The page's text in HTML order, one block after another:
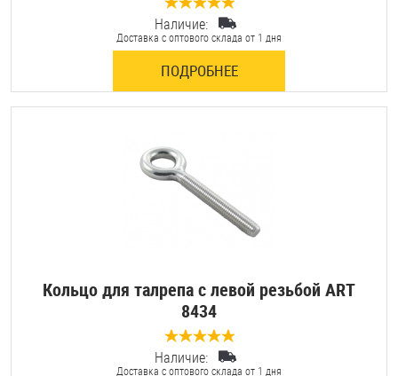
0 отзывов
Наличие:
Доставка с оптового склада от 1 дня
ПОДРОБНЕЕ
Кольцо для талрепа с левой резьбой ART
8434
0 отзывов
Наличие:
Доставка с оптового склада от 1 дня